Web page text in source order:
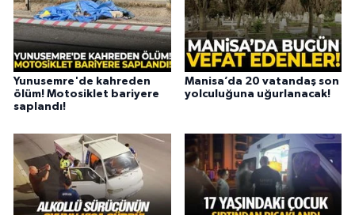
Yunusemre'de kahreden
ölüm! Motosiklet bariyere
saplandı!
Manisa’da 20 vatandaş son
yolculuğuna uğurlanacak!